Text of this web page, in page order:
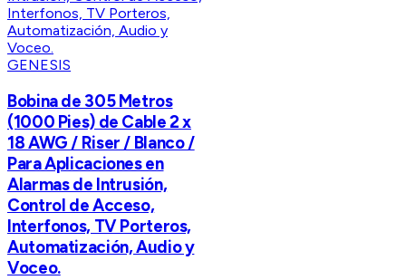
GENESIS
Bobina de 305 Metros
(1000 Pies) de Cable 2 x
18 AWG / Riser / Blanco /
Para Aplicaciones en
Alarmas de Intrusión,
Control de Acceso,
Interfonos, TV Porteros,
Automatización, Audio y
Voceo.